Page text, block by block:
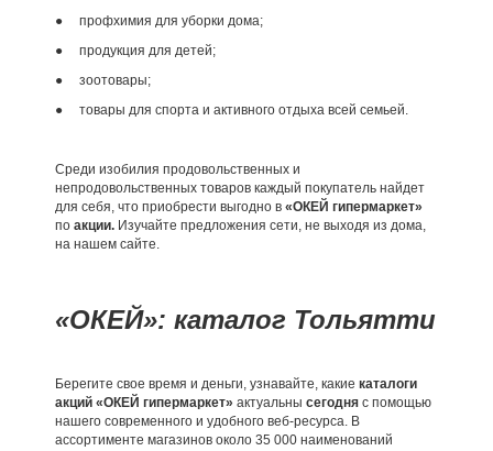
● профхимия для уборки дома;
● продукция для детей;
● зоотовары;
● товары для спорта и активного отдыха всей семьей.
Среди изобилия продовольственных и
непродовольственных товаров каждый покупатель найдет
для себя, что приобрести выгодно в «ОКЕЙ гипермаркет»
по акции. Изучайте предложения сети, не выходя из дома,
на нашем сайте.
«ОКЕЙ»: каталог Тольятти
Берегите свое время и деньги, узнавайте, какие каталоги
акций «ОКЕЙ гипермаркет» актуальны сегодня с помощью
нашего современного и удобного веб-ресурса. В
ассортименте магазинов около 35 000 наименований